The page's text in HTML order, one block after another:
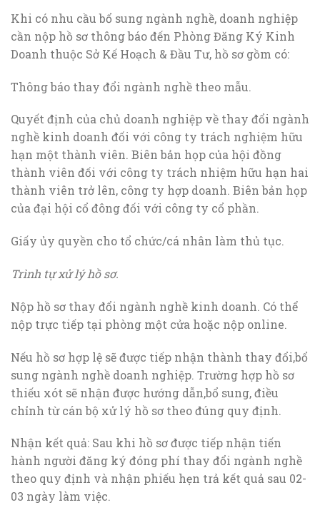
Khi có nhu cầu bổ sung ngành nghề, doanh nghiệp
cần nộp hồ sơ thông báo đến Phòng Đăng Ký Kinh
Doanh thuộc Sở Kế Hoạch & Đầu Tư, hồ sơ gồm có:
Thông báo thay đổi ngành nghề theo mẫu.
Quyết định của chủ doanh nghiệp về thay đổi ngành
nghề kinh doanh đối với công ty trách nghiệm hữu
hạn một thành viên. Biên bản họp của hội đồng
thành viên đối với công ty trách nhiệm hữu hạn hai
thành viên trở lên, công ty hợp doanh. Biên bản họp
của đại hội cổ đông đối với công ty cổ phần.
Giấy ủy quyền cho tổ chức/cá nhân làm thủ tục.
Trình tự xử lý hồ sơ.
Nộp hồ sơ thay đổi ngành nghề kinh doanh. Có thể
nộp trực tiếp tại phòng một cửa hoặc nộp online.
Nếu hồ sơ hợp lệ sẽ được tiếp nhận thành thay đổi,bổ
sung ngành nghề doanh nghiệp. Trường hợp hồ sơ
thiếu xót sẽ nhận được hướng dẫn,bổ sung, điều
chỉnh từ cán bộ xử lý hồ sơ theo đúng quy định.
Nhận kết quả: Sau khi hồ sơ được tiếp nhận tiến
hành người đăng ký đóng phí thay đổi ngành nghề
theo quy định và nhận phiếu hẹn trả kết quả sau 02-
03 ngày làm việc.